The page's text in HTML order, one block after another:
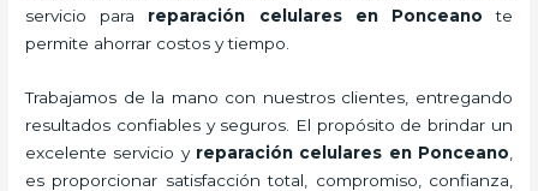
servicio para reparación celulares en Ponceano te
permite ahorrar costos y tiempo.
Trabajamos de la mano con nuestros clientes, entregando
resultados confiables y seguros. El propósito de brindar un
excelente servicio y reparación celulares en Ponceano
es proporcionar satisfacción total, compromiso, confianza,